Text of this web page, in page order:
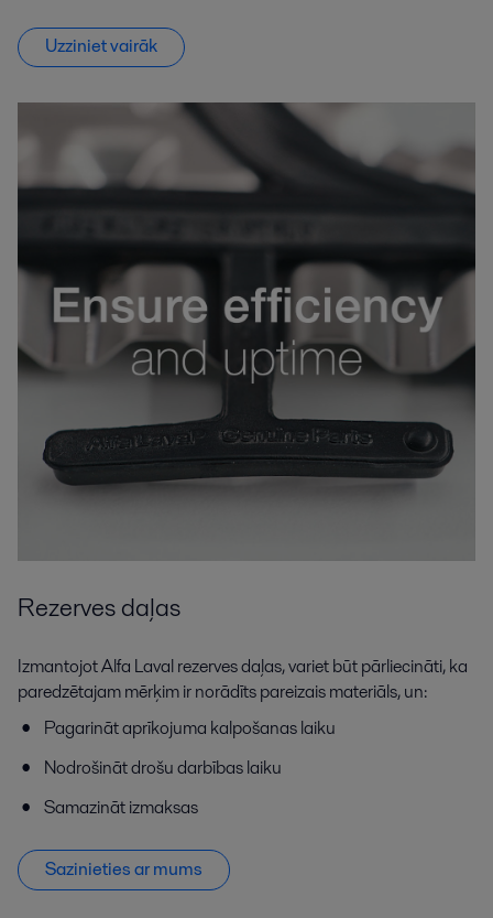
Uzziniet vairāk
Rezerves daļas
Izmantojot Alfa Laval rezerves daļas, variet būt pārliecināti, ka
paredzētajam mērķim ir norādīts pareizais materiāls, un:
Pagarināt aprīkojuma kalpošanas laiku
Nodrošināt drošu darbības laiku
Samazināt izmaksas
Sazinieties ar mums